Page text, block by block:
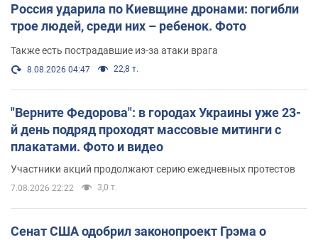
Россия ударила по Киевщине дронами: погибли
трое людей, среди них – ребенок. Фото
Также есть пострадавшие из-за атаки врага
8.08.2026 04:47 22,8 т.
"Верните Федорова": в городах Украины уже 23-
й день подряд проходят массовые митинги с
плакатами. Фото и видео
Участники акций продолжают серию ежедневных протестов
7.08.2026 22:22 3,0 т.
Сенат США одобрил законопроект Грэма о